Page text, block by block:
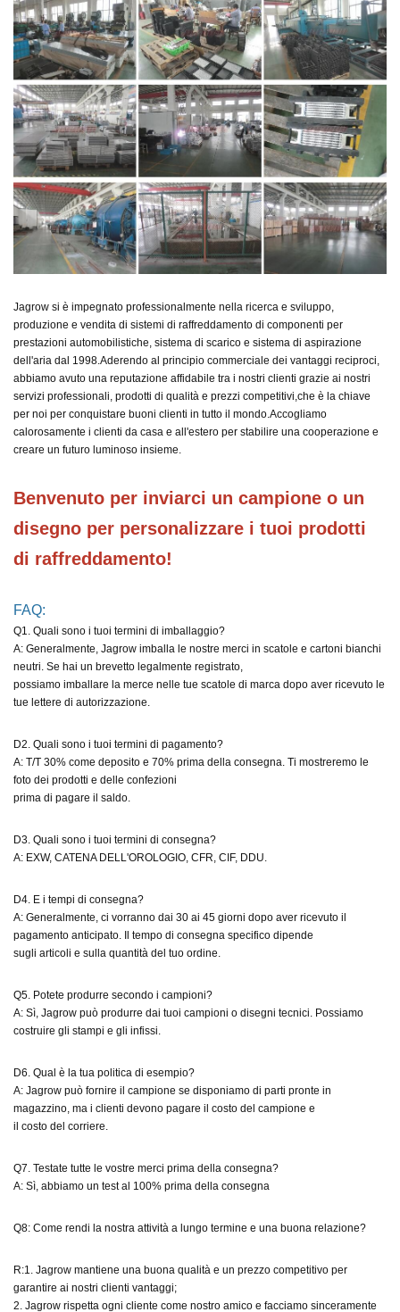
Jagrow si è impegnato professionalmente nella ricerca e sviluppo,
produzione e vendita di sistemi di raffreddamento di componenti per
prestazioni automobilistiche, sistema di scarico e sistema di aspirazione
dell'aria dal 1998.Aderendo al principio commerciale dei vantaggi reciproci,
abbiamo avuto una reputazione affidabile tra i nostri clienti grazie ai nostri
servizi professionali, prodotti di qualità e prezzi competitivi,che è la chiave
per noi per conquistare buoni clienti in tutto il mondo.Accogliamo
calorosamente i clienti da casa e all'estero per stabilire una cooperazione e
creare un futuro luminoso insieme.
Benvenuto per inviarci un campione o un
disegno per personalizzare i tuoi prodotti
di raffreddamento!
FAQ:
Q1. Quali sono i tuoi termini di imballaggio?
A: Generalmente, Jagrow imballa le nostre merci in scatole e cartoni bianchi
neutri. Se hai un brevetto legalmente registrato,
possiamo imballare la merce nelle tue scatole di marca dopo aver ricevuto le
tue lettere di autorizzazione.
D2. Quali sono i tuoi termini di pagamento?
A: T/T 30% come deposito e 70% prima della consegna. Ti mostreremo le
foto dei prodotti e delle confezioni
prima di pagare il saldo.
D3. Quali sono i tuoi termini di consegna?
A: EXW, CATENA DELL'OROLOGIO, CFR, CIF, DDU.
D4. E i tempi di consegna?
A: Generalmente, ci vorranno dai 30 ai 45 giorni dopo aver ricevuto il
pagamento anticipato. Il tempo di consegna specifico dipende
sugli articoli e sulla quantità del tuo ordine.
Q5. Potete produrre secondo i campioni?
A: Sì, Jagrow può produrre dai tuoi campioni o disegni tecnici. Possiamo
costruire gli stampi e gli infissi.
D6. Qual è la tua politica di esempio?
A: Jagrow può fornire il campione se disponiamo di parti pronte in
magazzino, ma i clienti devono pagare il costo del campione e
il costo del corriere.
Q7. Testate tutte le vostre merci prima della consegna?
A: Sì, abbiamo un test al 100% prima della consegna
Q8: Come rendi la nostra attività a lungo termine e una buona relazione?
R:1. Jagrow mantiene una buona qualità e un prezzo competitivo per
garantire ai nostri clienti vantaggi;
2. Jagrow rispetta ogni cliente come nostro amico e facciamo sinceramente